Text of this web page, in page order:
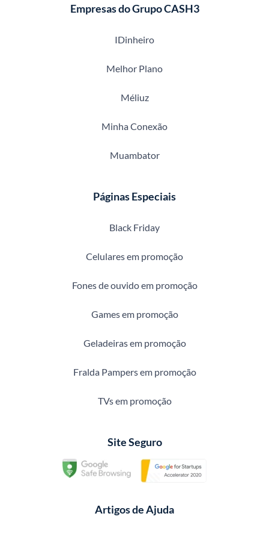
Empresas do Grupo CASH3
IDinheiro
Melhor Plano
Méliuz
Minha Conexão
Muambator
Páginas Especiais
Black Friday
Celulares em promoção
Fones de ouvido em promoção
Games em promoção
Geladeiras em promoção
Fralda Pampers em promoção
TVs em promoção
Site Seguro
Artigos de Ajuda